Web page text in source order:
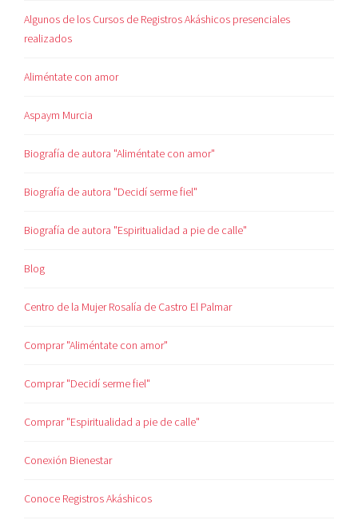
Algunos de los Cursos de Registros Akáshicos presenciales
realizados
Aliméntate con amor
Aspaym Murcia
Biografía de autora "Aliméntate con amor"
Biografía de autora "Decidí serme fiel"
Biografía de autora "Espiritualidad a pie de calle"
Blog
Centro de la Mujer Rosalía de Castro El Palmar
Comprar "Aliméntate con amor"
Comprar "Decidí serme fiel"
Comprar "Espiritualidad a pie de calle"
Conexión Bienestar
Conoce Registros Akáshicos